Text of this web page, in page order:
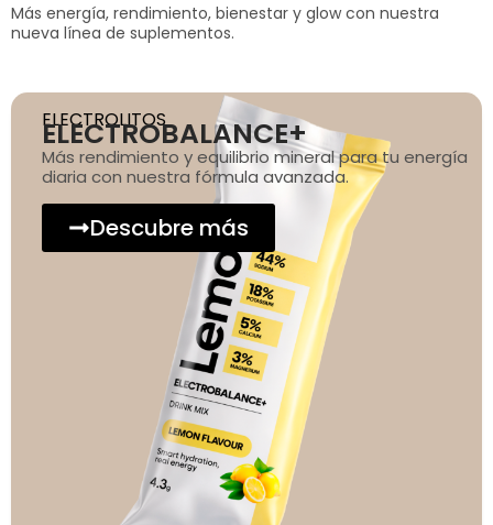
Más energía, rendimiento, bienestar y glow con nuestra
nueva línea de suplementos.
ELECTROLITOS
ELECTROBALANCE+
Más rendimiento y equilibrio mineral para tu energía
diaria con nuestra fórmula avanzada.
Descubre más